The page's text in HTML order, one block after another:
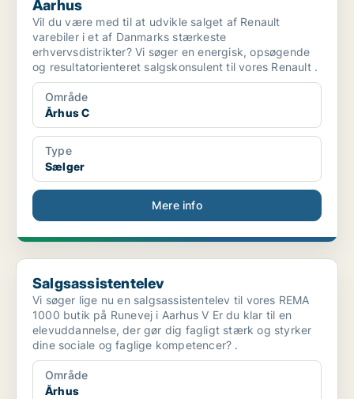
Aarhus
Vil du være med til at udvikle salget af Renault
varebiler i et af Danmarks stærkeste
erhvervsdistrikter? Vi søger en energisk, opsøgende
og resultatorienteret salgskonsulent til vores Renault .
Område
Århus C
Type
Sælger
Mere info
Salgsassistentelev
Salgsassistentelev
Vi søger lige nu en salgsassistentelev til vores REMA
1000 butik på Runevej i Aarhus V Er du klar til en
elevuddannelse, der gør dig fagligt stærk og styrker
dine sociale og faglige kompetencer? .
Område
Århus